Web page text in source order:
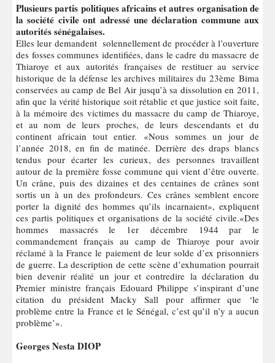
Plusieurs partis politiques africains et autres organisation de
la société civile ont adressé une déclaration commune aux
autorités sénégalaises.
Elles leur demandent solennellement de procéder à l’ouverture
des fosses communes identifiées, dans le cadre du massacre de
Thiaroye et aux autorités françaises de restituer au service
historique de la défense les archives militaires du 23ème Bima
conservées au camp de Bel Air jusqu’à sa dissolution en 2011,
afin que la vérité historique soit rétablie et que justice soit faite,
à la mémoire des victimes du massacre du camp de Thiaroye,
et au nom de leurs proches, de leurs descendants et du
continent africain tout entier. «Nous sommes un jour de
l’année 2018, en fin de matinée. Derrière des draps blancs
tendus pour écarter les curieux, des personnes travaillent
autour de la première fosse commune qui vient d’être ouverte.
Un crâne, puis des dizaines et des centaines de crânes sont
sortis un à un des profondeurs. Ces crânes semblent encore
porter la dignité des hommes qu’ils incarnaient», expliquent
ces partis politiques et organisations de la société civile.«Des
hommes massacrés le 1er décembre 1944 par le
commandement français au camp de Thiaroye pour avoir
réclamé à la France le paiement de leur solde d’ex prisonniers
de guerre. La description de cette scène d’exhumation pourrait
bien devenir réalité un jour et contredire la déclaration du
Premier ministre français Edouard Philippe s’inspirant d’une
citation du président Macky Sall pour affirmer que ‘le
problème entre la France et le Sénégal, c’est qu’il n’y a aucun
problème’».
Georges Nesta DIOP